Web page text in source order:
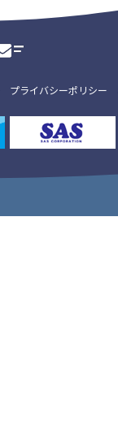
プライバシーポリシー